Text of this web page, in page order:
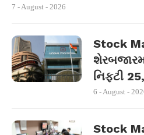
7 - August - 2026
Stock
નિફ્ટી
6 - August -
Stock